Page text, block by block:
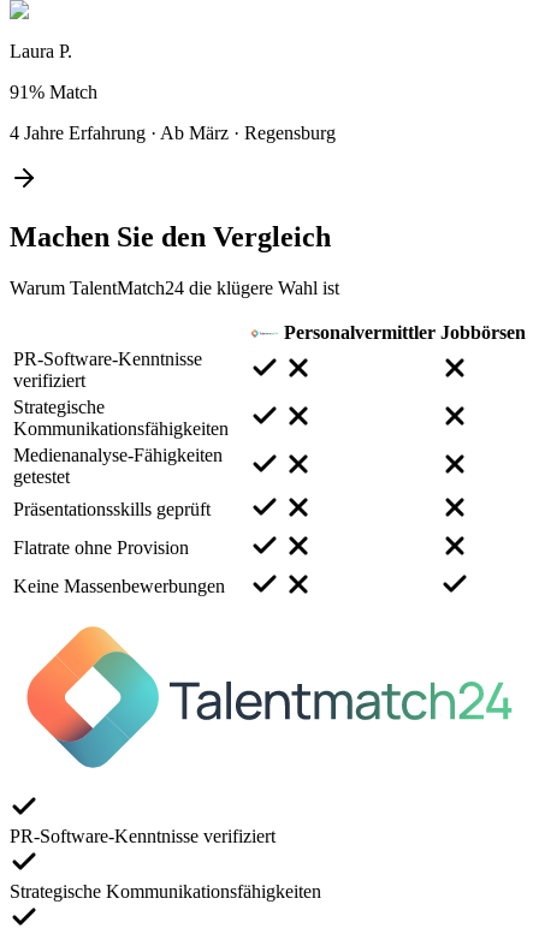
Laura P.
91% Match
4 Jahre Erfahrung · Ab März · Regensburg
Machen Sie den Vergleich
Warum TalentMatch24 die klügere Wahl ist
Personalvermittler Jobbörsen
PR-Software-Kenntnisse
verifiziert
Strategische
Kommunikationsfähigkeiten
Medienanalyse-Fähigkeiten
getestet
Präsentationsskills geprüft
Flatrate ohne Provision
Keine Massenbewerbungen
PR-Software-Kenntnisse verifiziert
Strategische Kommunikationsfähigkeiten